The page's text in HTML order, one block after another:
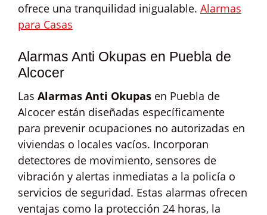
ofrece una tranquilidad inigualable. Alarmas
para Casas
Alarmas Anti Okupas en Puebla de
Alcocer
Las Alarmas Anti Okupas en Puebla de
Alcocer están diseñadas específicamente
para prevenir ocupaciones no autorizadas en
viviendas o locales vacíos. Incorporan
detectores de movimiento, sensores de
vibración y alertas inmediatas a la policía o
servicios de seguridad. Estas alarmas ofrecen
ventajas como la protección 24 horas, la